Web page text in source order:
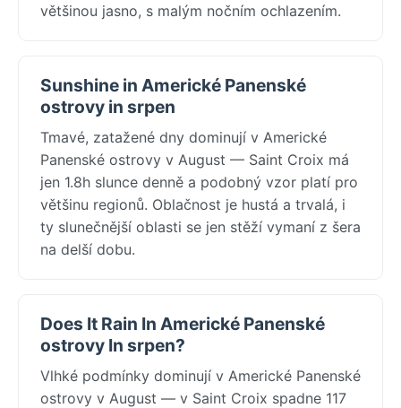
většinou jasno, s malým nočním ochlazením.
Sunshine in Americké Panenské
ostrovy in srpen
Tmavé, zatažené dny dominují v Americké
Panenské ostrovy v August — Saint Croix má
jen 1.8h slunce denně a podobný vzor platí pro
většinu regionů. Oblačnost je hustá a trvalá, i
ty slunečnější oblasti se jen stěží vymaní z šera
na delší dobu.
Does It Rain In Americké Panenské
ostrovy In srpen?
Vlhké podmínky dominují v Americké Panenské
ostrovy v August — v Saint Croix spadne 117